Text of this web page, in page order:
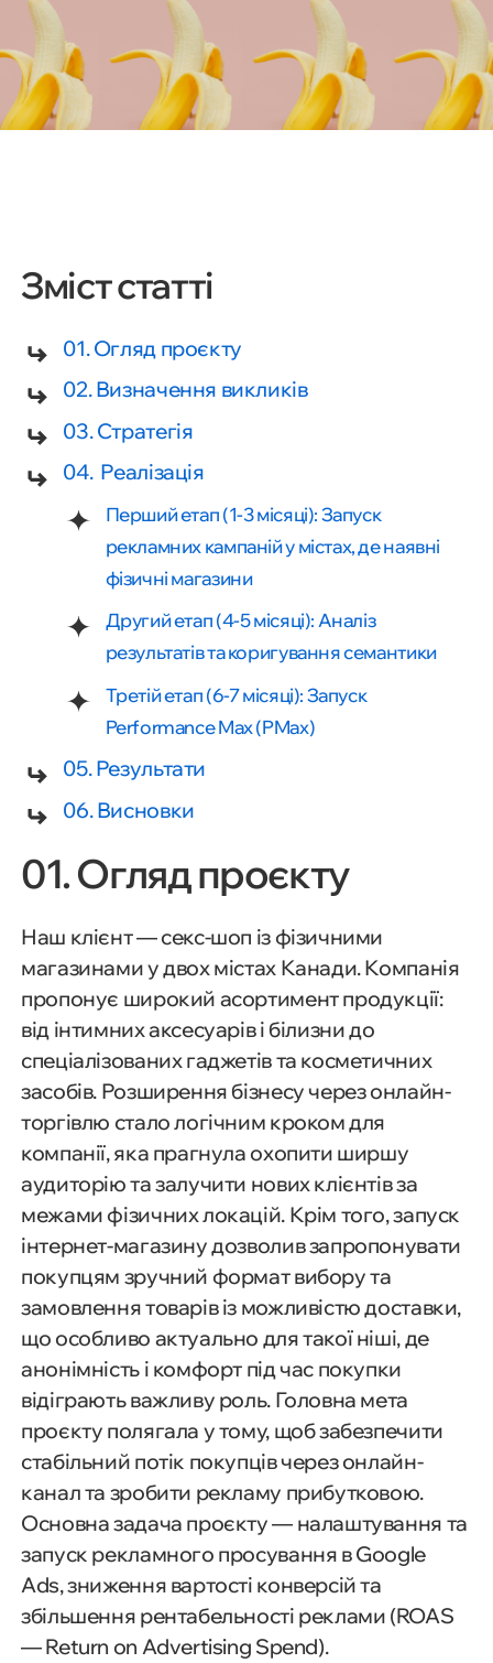
Зміст статті
01. Огляд проєкту
02. Визначення викликів
03. Стратегія
04. Реалізація
Перший етап (1-3 місяці): Запуск
рекламних кампаній у містах, де наявні
фізичні магазини
Другий етап (4-5 місяці): Аналіз
результатів та коригування семантики
Третій етап (6-7 місяці): Запуск
Performance Max (PMax)
05. Результати
06. Висновки
01. Огляд проєкту
Наш клієнт — секс-шоп із фізичними
магазинами у двох містах Канади. Компанія
пропонує широкий асортимент продукції:
від інтимних аксесуарів і білизни до
спеціалізованих гаджетів та косметичних
засобів. Розширення бізнесу через онлайн-
торгівлю стало логічним кроком для
компанії, яка прагнула охопити ширшу
аудиторію та залучити нових клієнтів за
межами фізичних локацій. Крім того, запуск
інтернет-магазину дозволив запропонувати
покупцям зручний формат вибору та
замовлення товарів із можливістю доставки,
що особливо актуально для такої ніші, де
анонімність і комфорт під час покупки
відіграють важливу роль. Головна мета
проєкту полягала у тому, щоб забезпечити
стабільний потік покупців через онлайн-
канал та зробити рекламу прибутковою.
Основна задача проєкту — налаштування та
запуск рекламного просування в Google
Ads, зниження вартості конверсій та
збільшення рентабельності реклами (ROAS
— Return on Advertising Spend).